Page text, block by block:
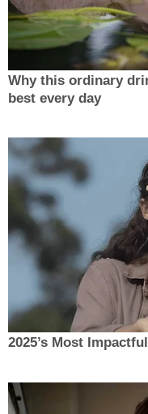
Why this ordinary
best every day
2025’s Most